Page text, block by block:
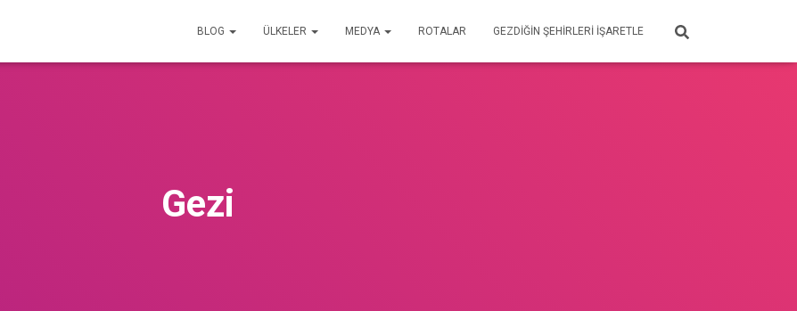
BLOG ÜLKELER MEDYA ROTALAR GEZDIĞIN ŞEHIRLERI İŞARETLE
Gezi